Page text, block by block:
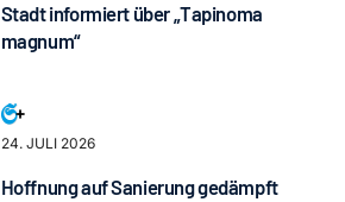
Stadt informiert über „Tapinoma
magnum“
24. JULI 2026
Hoffnung auf Sanierung gedämpft